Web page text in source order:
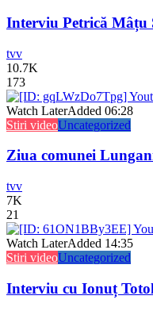
Interviu Petrică Mâțu
tvv
10.7K
173
Watch LaterAdded 06:28
Stiri videoUncategorized
Ziua comunei
tvv
7K
21
Watch LaterAdded 14:35
Stiri videoUncategorized
Interviu cu Ionuț